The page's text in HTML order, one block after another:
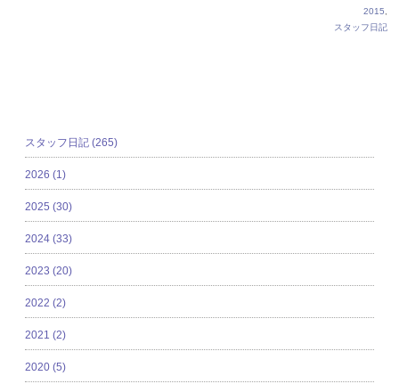
2015
スタッフ日記
スタッフ日記 (265)
2026 (1)
2025 (30)
2024 (33)
2023 (20)
2022 (2)
2021 (2)
2020 (5)